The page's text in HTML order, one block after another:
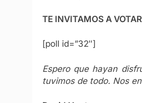
TE INVITAMOS A
[poll id=”32″]
Espero que hayan
tuvimos de todo. Nos